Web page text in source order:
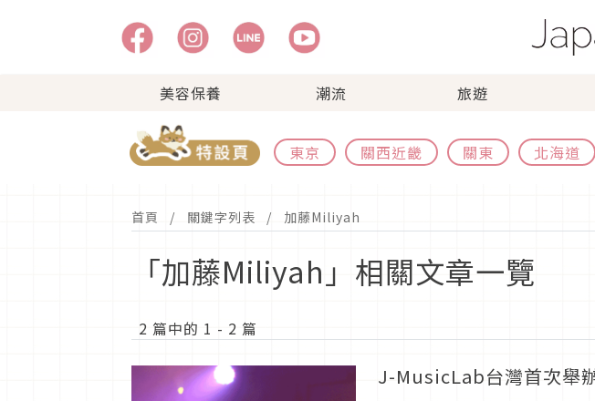
美容保養 潮流 旅遊
東京 關西近畿 關東 北海道
首頁 關鍵字列表 加藤Miliyah
「加藤Miliyah」相關文章一覽
2 篇中的 1 - 2 篇
J-MusicLab台灣首次舉